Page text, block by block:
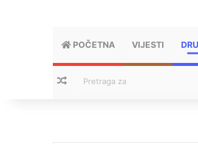
POČETNA VIJESTI
Nasumični tekstovi